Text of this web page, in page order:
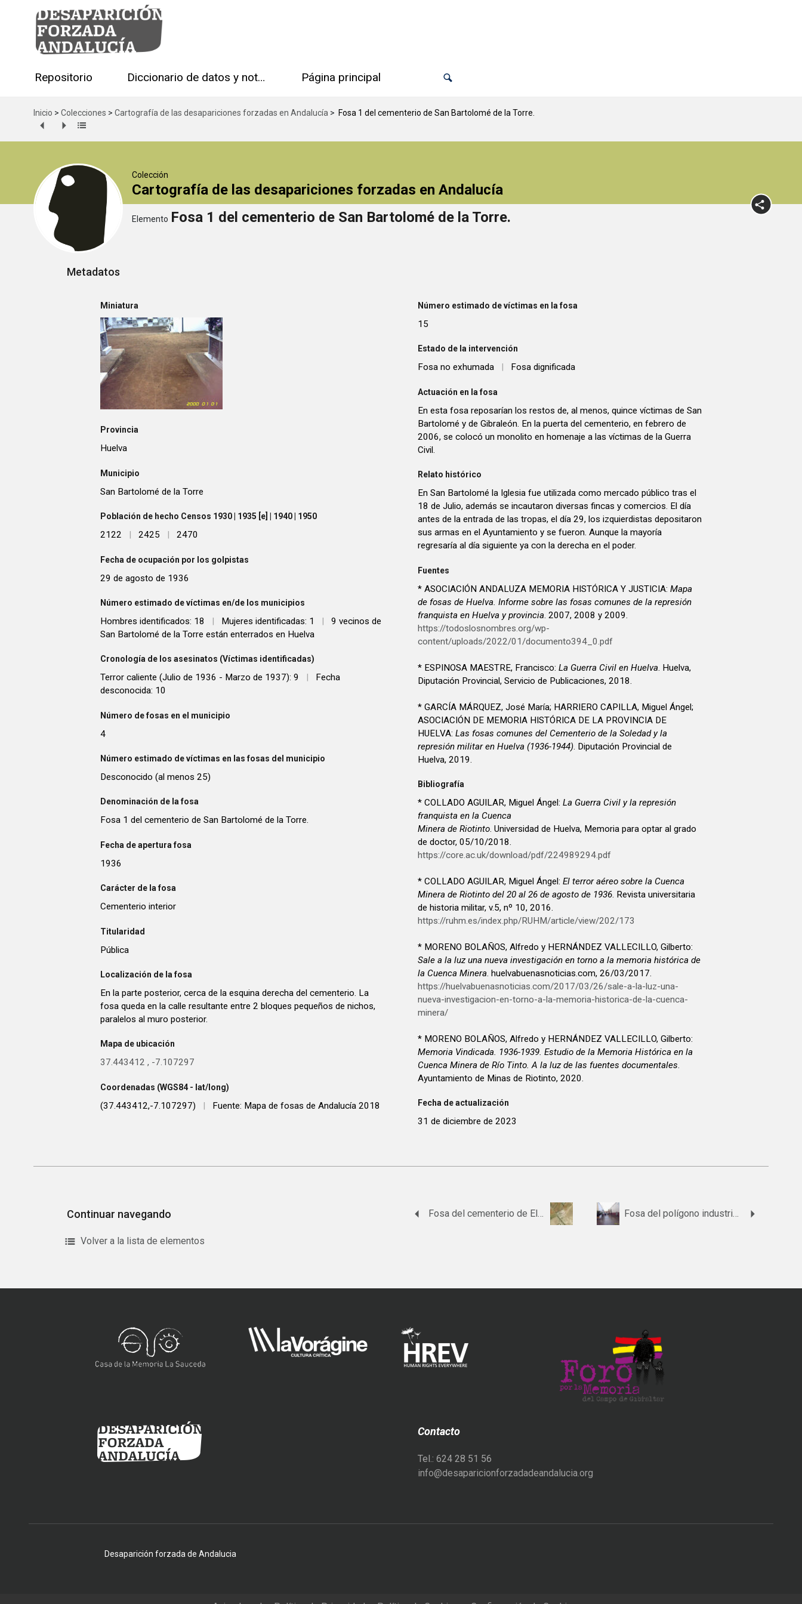
Repositorio Diccionario de datos y notas técnicas Página principal
Inicio > Colecciones > Cartografía de las desapariciones forzadas en Andalucía > Fosa 1 del cementerio de San Bartolomé de la Torre.
Colección
Cartografía de las desapariciones forzadas en Andalucía
Elemento Fosa 1 del cementerio de San Bartolomé de la Torre.
Metadatos
Miniatura
Provincia
Huelva
Municipio
San Bartolomé de la Torre
Población de hecho Censos 1930 | 1935 [e] | 1940 | 1950
2122 | 2425 | 2470
Fecha de ocupación por los golpistas
29 de agosto de 1936
Número estimado de víctimas en/de los municipios
Hombres identificados: 18 | Mujeres identificadas: 1 |
9 vecinos de
San Bartolomé de la Torre están enterrados en Huelva
Cronología de los asesinatos (Víctimas identificadas)
Terror caliente (Julio de 1936 - Marzo de 1937): 9
Fecha
desconocida: 10
Número de fosas en el municipio
4
Número estimado de víctimas en las fosas del municipio
Desconocido (al menos 25)
Denominación de la fosa
Fosa 1 del cementerio de San Bartolomé de la Torre.
Fecha de apertura fosa
1936
Carácter de la fosa
Cementerio interior
Titularidad
Pública
Localización de la fosa
En la parte posterior, cerca de la esquina derecha del cementerio. La
fosa queda en la calle resultante entre 2 bloques pequeños de nichos,
paralelos al muro posterior.
Mapa de ubicación
37.443412 , -7.107297
Coordenadas (WGS84 - lat/long)
(37.443412,-7.107297) | Fuente: Mapa de fosas de Andalucía 2018
Número estimado de víctimas en la fosa
15
Estado de la intervención
Fosa no exhumada Fosa dignificada
Actuación en la fosa
En esta fosa reposarían los restos de, al menos, quince víctimas de San
Bartolomé y de Gibraleón. En la puerta del cementerio, en febrero de
2006, se colocó un monolito en homenaje a las víctimas de la Guerra
Civil.
Relato histórico
En San Bartolomé la Iglesia fue utilizada como mercado público tras el
18 de Julio, además se incautaron diversas fincas y comercios. El día
antes de la entrada de las tropas, el día 29, los izquierdistas depositaron
sus armas en el Ayuntamiento y se fueron. Aunque la mayoría
regresaría al día siguiente ya con la derecha en el poder.
Fuentes
* ASOCIACIÓN ANDALUZA MEMORIA HISTÓRICA Y JUSTICIA: Mapa
de fosas de Huelva. Informe sobre las fosas comunes de la represión
franquista en Huelva y provincia . 2007, 2008 y 2009.
https://todoslosnombres.org/wp-
content/uploads/2022/01/documento394_0.pdf
* ESPINOSA MAESTRE, Francisco: La Guerra Civil en Huelva . Huelva,
Diputación Provincial, Servicio de Publicaciones, 2018.
* GARCÍA MÁRQUEZ, José María; HARRIERO CAPILLA, Miguel Ángel;
ASOCIACIÓN DE MEMORIA HISTÓRICA DE LA PROVINCIA DE
HUELVA: Las fosas comunes del Cementerio de la Soledad y la
represión militar en Huelva (1936-1944) . Diputación Provincial de
Huelva, 2019.
Bibliografía
* COLLADO AGUILAR, Miguel Ángel: La Guerra Civil y la represión
franquista en la Cuenca
Minera de Riotinto. Universidad de Huelva, Memoria para optar al grado
de doctor, 05/10/2018.
https://core.ac.uk/download/pdf/224989294.pdf
* COLLADO AGUILAR, Miguel Ángel: El terror aéreo sobre la Cuenca
Minera de Riotinto del 20 al 26 de agosto de 1936. Revista universitaria
de historia militar, v.5, nº 10, 2016.
https://ruhm.es/index.php/RUHM/article/view/202/173
* MORENO BOLAÑOS, Alfredo y HERNÁNDEZ VALLECILLO, Gilberto:
Sale a la luz una nueva investigación en torno a la memoria histórica de
la Cuenca Minera. huelvabuenasnoticias.com, 26/03/2017.
https://huelvabuenasnoticias.com/2017/03/26/sale-a-la-luz-una-
nueva-investigacion-en-torno-a-la-memoria-historica-de-la-cuenca-
minera/
* MORENO BOLAÑOS, Alfredo y HERNÁNDEZ VALLECILLO, Gilberto:
Memoria Vindicada. 1936-1939. Estudio de la Memoria Histórica en la
Cuenca Minera de Río Tinto. A la luz de las fuentes documentales.
Ayuntamiento de Minas de Riotinto, 2020.
Fecha de actualización
31 de diciembre de 2023
Continuar navegando Fosa del cementerio de El Viso del Alcor Fosa del polígono industrial La Colada
Volver a la lista de elementos
Contacto
Tel.: 624 28 51 56
info@desaparicionforzadadeandalucia.org
Desaparición forzada de Andalucia